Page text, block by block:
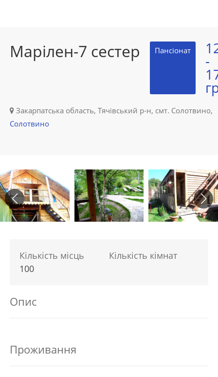
Марілен-7 сестер Пансіонат
-
Закарпатська область, Тячівський р-н, смт. Солотвино,
Солотвино
Кількість місць
100
Кількість кімнат
Опис
Проживання